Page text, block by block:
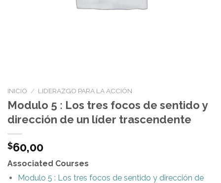
INICIO / LIDERAZGO PARA LA ACCIÓN
Modulo 5 : Los tres focos de sentido y
dirección de un líder trascendente
$60,00
Associated Courses
Modulo 5 : Los tres focos de sentido y dirección de